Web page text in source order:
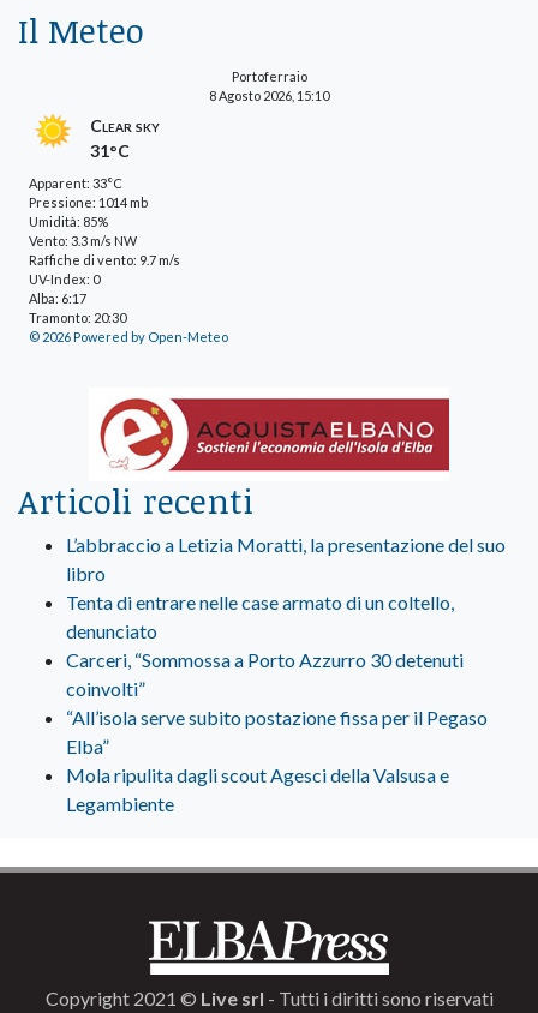
Il Meteo
Portoferraio
8 Agosto 2026, 15:10
Clear sky
31°C
Apparent: 33°C
Pressione: 1014 mb
Umidità: 85%
Vento: 3.3 m/s NW
Raffiche di vento: 9.7 m/s
UV-Index: 0
Alba: 6:17
Tramonto: 20:30
© 2026 Powered by Open-Meteo
Articoli recenti
L’abbraccio a Letizia Moratti, la presentazione del suo
libro
Tenta di entrare nelle case armato di un coltello,
denunciato
Carceri, “Sommossa a Porto Azzurro 30 detenuti
coinvolti”
“All’isola serve subito postazione fissa per il Pegaso
Elba”
Mola ripulita dagli scout Agesci della Valsusa e
Legambiente
Copyright 2021 © Live srl - Tutti i diritti sono riservati